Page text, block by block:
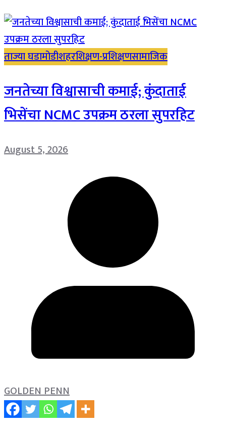
ताज्या घडामोडीशहरशिक्षण-प्रशिक्षणसामाजिक
जनतेच्या विश्वासाची कमाई; कुंदाताई
भिसेंचा NCMC उपक्रम ठरला सुपरहिट
August 5, 2026
GOLDEN PENN